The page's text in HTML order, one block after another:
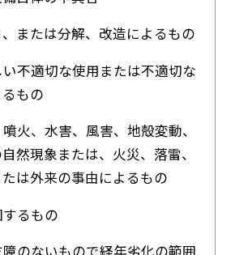
または分解、改造によるもの
不適切な使用または不適切な
もの
火、水害、風害、地殻変動、
然現象または、火災、落雷、
は外来の事由によるもの
るもの